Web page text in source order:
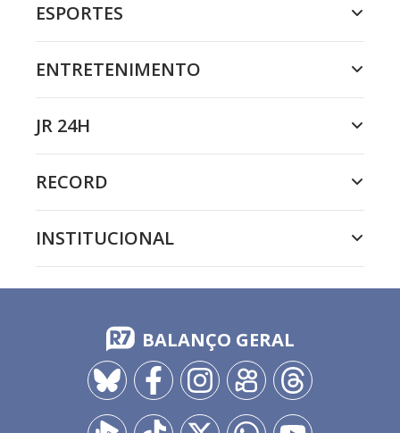
ESPORTES
ENTRETENIMENTO
JR 24H
RECORD
INSTITUCIONAL
BALANÇO GERAL